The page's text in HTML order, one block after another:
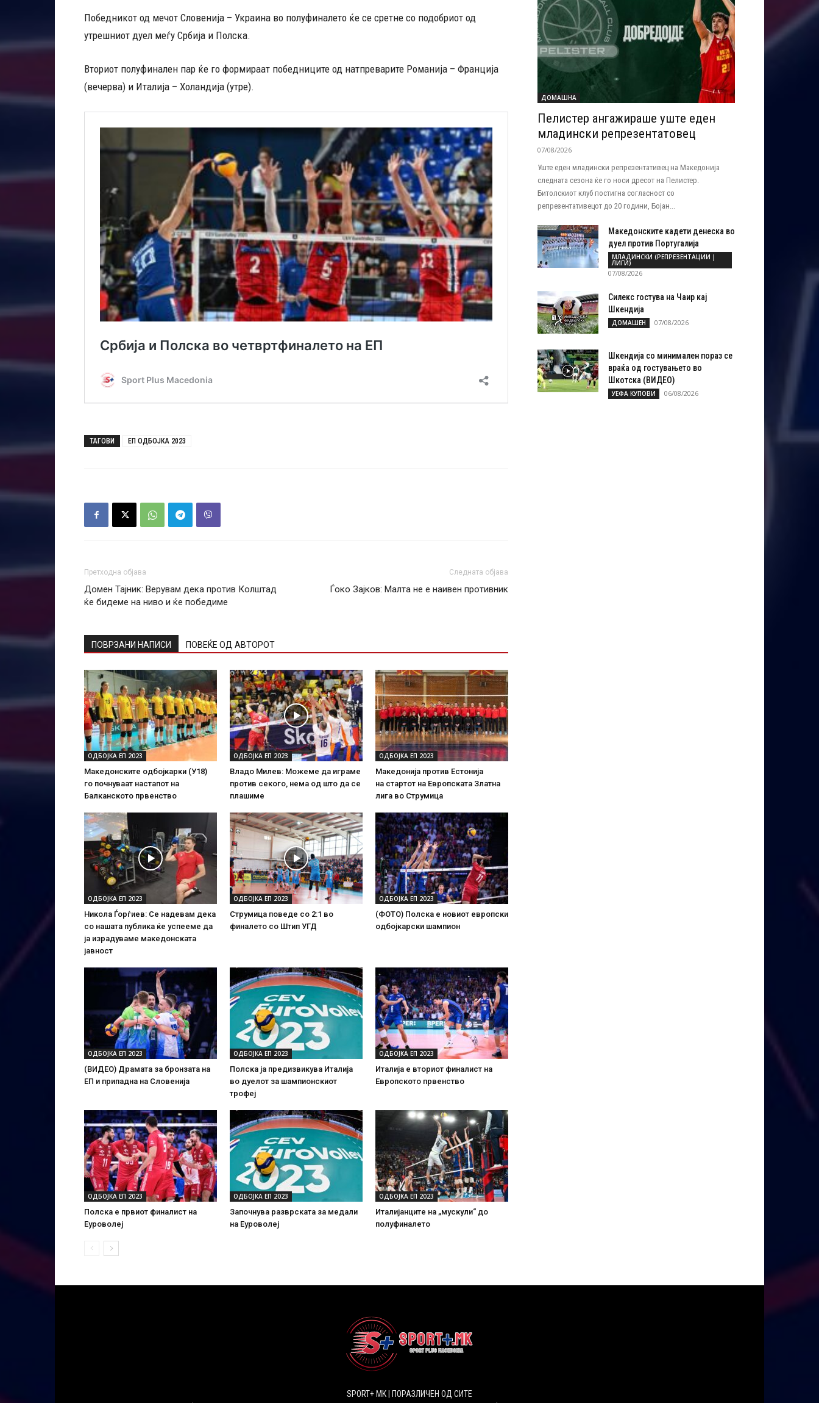
Победникот од мечот Словенија – Украина во полуфиналето ќе се сретне со подобриот од
утрешниот дуел меѓу Србија и Полска.
Вториот полуфинален пар ќе го формираат победниците од натпреварите Романија – Франција
(вечерва) и Италија – Холандија (утре).
ТАГОВИ ЕП ОДБОЈКА 2023
Претходна објава
Домен Тајник: Верувам дека против Колштад
ќе бидеме на ниво и ќе победиме
Следната објава
Ѓоко Зајков: Малта не е наивен противник
ПОВРЗАНИ НАПИСИ ПОВЕЌЕ ОД АВТОРОТ
ОДБОЈКА ЕП 2023
Македонските одбојкарки (У18)
го почнуваат настапот на
Балканското првенство
ОДБОЈКА ЕП 2023
Владо Милев: Можеме да играме
против секого, нема од што да се
плашиме
ОДБОЈКА ЕП 2023
Македонија против Естонија
на стартот на Европската Златна
лига во Струмица
ОДБОЈКА ЕП 2023
Никола Ѓорѓиев: Се надевам дека
со нашата публика ќе успееме да
ја израдуваме македонската
јавност
ОДБОЈКА ЕП 2023
Струмица поведе со 2:1 во
финалето со Штип УГД
ОДБОЈКА ЕП 2023
(ФОТО) Полска е новиот европски
одбојкарски шампион
ОДБОЈКА ЕП 2023
(ВИДЕО) Драмата за бронзата на
ЕП и припадна на Словенија
ОДБОЈКА ЕП 2023
Полска ја предизвикува Италија
во дуелот за шампионскиот
трофеј
ОДБОЈКА ЕП 2023
Италија е вториот финалист на
Европското првенство
ОДБОЈКА ЕП 2023
Полска е првиот финалист на
Еуроволеј
ОДБОЈКА ЕП 2023
Започнува разврската за медали
на Еуроволеј
ОДБОЈКА ЕП 2023
Италијанците на „мускули“ до
полуфиналето
ДОМАШНА
Пелистер ангажираше уште еден
младински репрезентатовец
07/08/2026
Уште еден младински репрезентативец на Македонија
следната сезона ќе го носи дресот на Пелистер.
Битолскиот клуб постигна согласност со
репрезентативецот до 20 години, Бојан...
Македонските кадети денеска во
дуел против Португалија
МЛАДИНСКИ (РЕПРЕЗЕНТАЦИИ |
ЛИГИ)
07/08/2026
Силекс гостува на Чаир кај
Шкендија
ДОМАШЕН 07/08/2026
Шкендија со минимален пораз се
враќа од гостувањето во
Шкотска (ВИДЕО)
УЕФА КУПОВИ 06/08/2026
SPORT+ MK | ПОРАЗЛИЧЕН ОД СИТЕ